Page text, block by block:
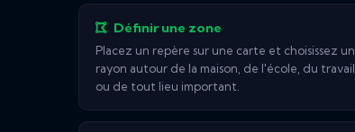
Définir une zone
Placez un repère sur une carte et choisissez un
rayon autour de la maison, de l'école, du travail
ou de tout lieu important.